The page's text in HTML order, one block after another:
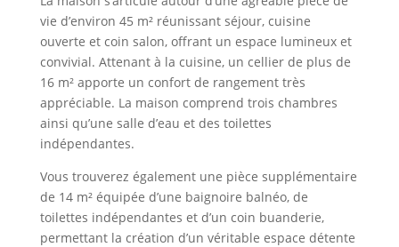
vie d’environ 45 m² réunissant séjour, cuisine
ouverte et coin salon, offrant un espace lumineux et
convivial. Attenant à la cuisine, un cellier de plus de
16 m² apporte un confort de rangement très
appréciable. La maison comprend trois chambres
ainsi qu’une salle d’eau et des toilettes
indépendantes.
Vous trouverez également une pièce supplémentaire
de 14 m² équipée d’une baignoire balnéo, de
toilettes indépendantes et d’un coin buanderie,
permettant la création d’un véritable espace détente